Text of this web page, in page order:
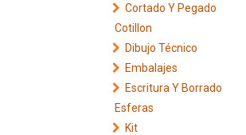
Cortado Y Pegado
Cotillon
Dibujo Técnico
Embalajes
Escritura Y Borrado
Esferas
Kit